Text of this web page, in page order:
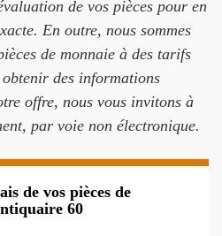
de vos pièces pour en
En outre, nous sommes
de monnaie à des tarifs
des informations
offre, nous vous invitons à
par voie non électronique.
de vos pièces de
60